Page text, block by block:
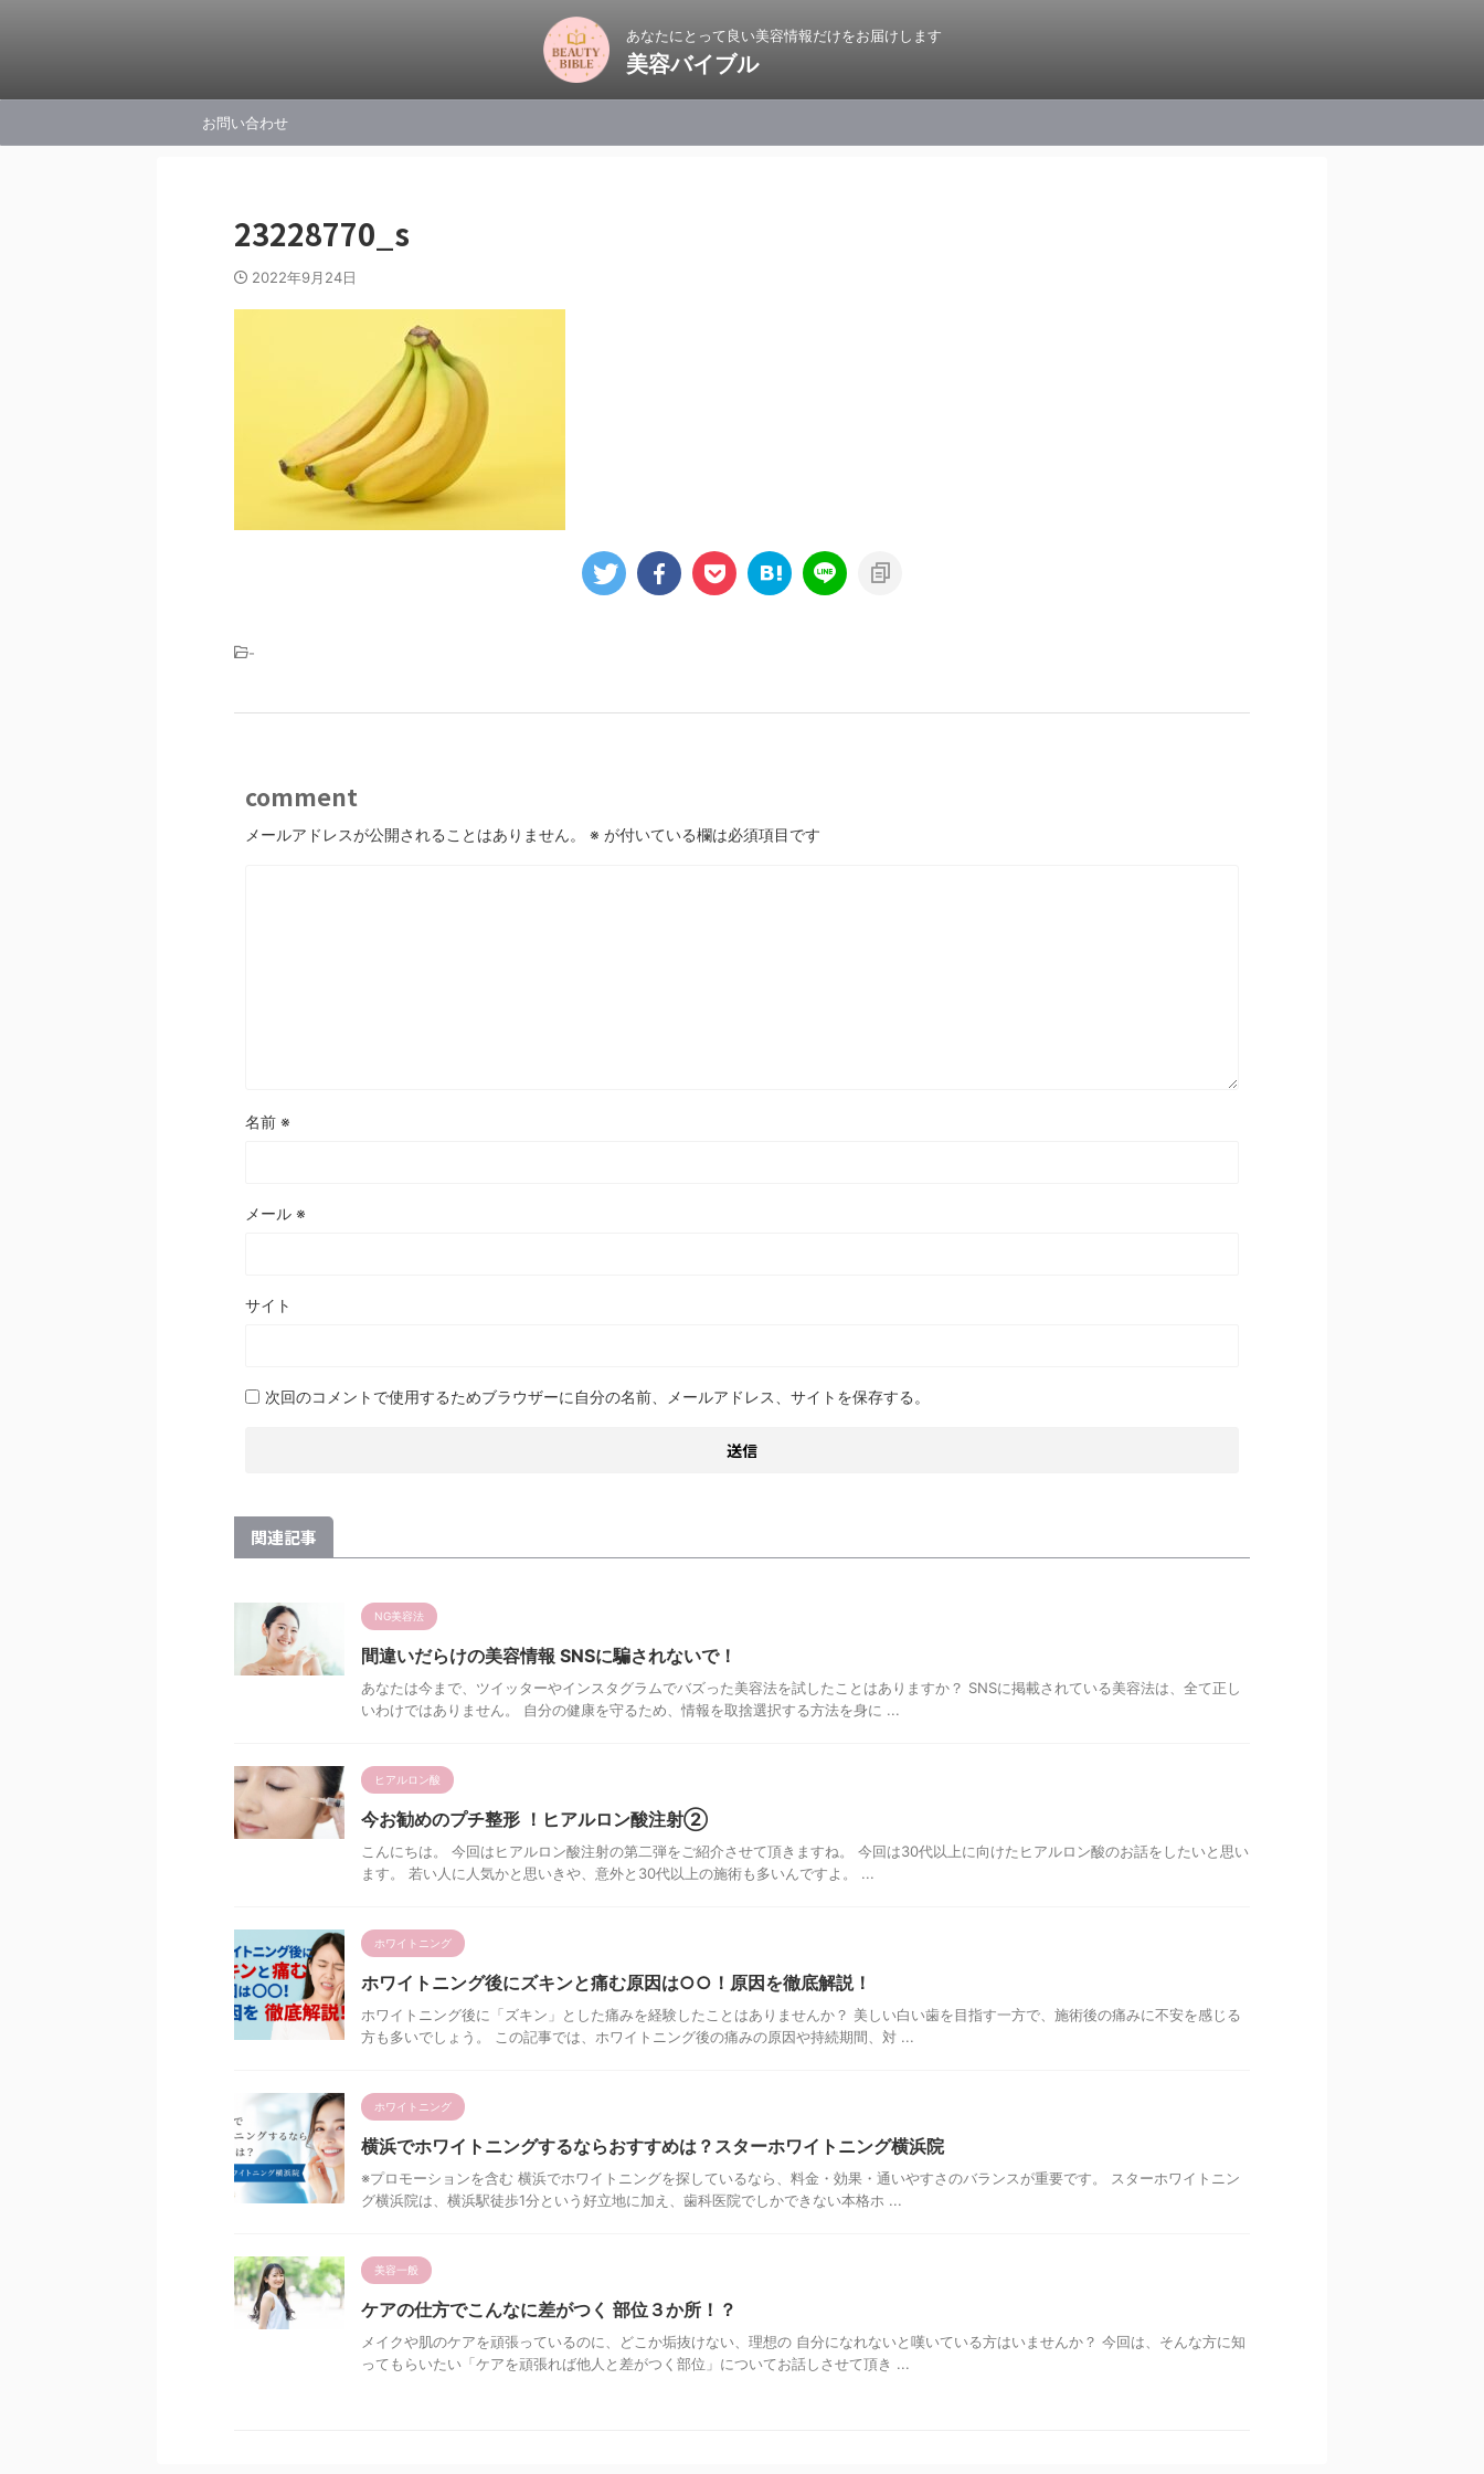
あなたにとって良い美容情報だけをお届けします
美容バイブル
お問い合わせ
23228770_s
2022年9月24日
-
comment
メールアドレスが公開されることはありません。 ※ が付いている欄は必須項目です
名前 ※
メール ※
サイト
次回のコメントで使用するためブラウザーに自分の名前、メールアドレス、サイトを保存する。
関連記事
NG美容法
間違いだらけの美容情報 SNSに騙されないで！
あなたは今まで、ツイッターやインスタグラムでバズった美容法を試したことはありますか？ SNSに掲載されている美容法は、全て正し
いわけではありません。 自分の健康を守るため、情報を取捨選択する方法を身に ...
ヒアルロン酸
今お勧めのプチ整形 ！ヒアルロン酸注射②
こんにちは。 今回はヒアルロン酸注射の第二弾をご紹介させて頂きますね。 今回は30代以上に向けたヒアルロン酸のお話をしたいと思い
ます。 若い人に人気かと思いきや、意外と30代以上の施術も多いんですよ。 ...
ホワイトニング
ホワイトニング後にズキンと痛む原因は○○！原因を徹底解説！
ホワイトニング後に「ズキン」とした痛みを経験したことはありませんか？ 美しい白い歯を目指す一方で、施術後の痛みに不安を感じる
方も多いでしょう。 この記事では、ホワイトニング後の痛みの原因や持続期間、対 ...
ホワイトニング
横浜でホワイトニングするならおすすめは？スターホワイトニング横浜院
※プロモーションを含む 横浜でホワイトニングを探しているなら、料金・効果・通いやすさのバランスが重要です。 スターホワイトニン
グ横浜院は、横浜駅徒歩1分という好立地に加え、歯科医院でしかできない本格ホ ...
美容一般
ケアの仕方でこんなに差がつく 部位３か所！？
メイクや肌のケアを頑張っているのに、どこか垢抜けない、理想の 自分になれないと嘆いている方はいませんか？ 今回は、そんな方に知
ってもらいたい「ケアを頑張れば他人と差がつく部位」についてお話しさせて頂き ...